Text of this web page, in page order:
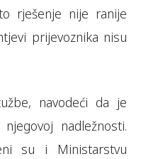
rješenje nije ranije
prijevoznika nisu
navodeći da je
nadležnosti.
su i Ministarstvu